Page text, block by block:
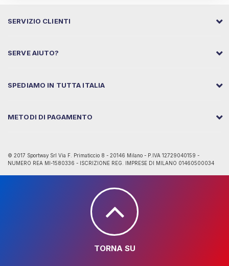
SERVIZIO CLIENTI
SERVE AIUTO?
SPEDIAMO IN TUTTA ITALIA
METODI DI PAGAMENTO
© 2017 Sportway Srl Via F. Primaticcio 8 - 20146 Milano - P.IVA 12729040159 -
NUMERO REA MI-1580336 - ISCRIZIONE REG. IMPRESE DI MILANO 01460500034
TORNA SU